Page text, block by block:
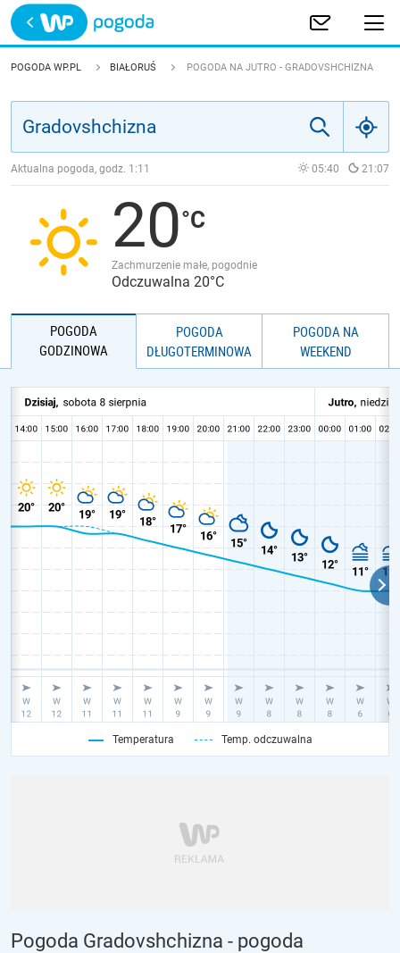
Trwa ładowanie
POLSKA
JAKOŚĆ POWIETRZA
POGODA WP.PL BIAŁORUŚ POGODA NA JUTRO - GRADOVSHCHIZNA
Aktualna pogoda, godz. 1:11 05:40 21:07
20
Zachmurzenie małe, pogodnie
Odczuwalna 20°C
POGODA
GODZINOWA
POGODA
DŁUGOTERMINOWA
POGODA NA
WEEKEND
Temperatura Temp. odczuwalna
Pogoda Gradovshchizna - pogoda